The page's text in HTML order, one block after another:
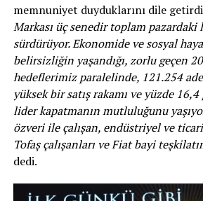
memnuniyet duyduklarını dile
Markası üç senedir toplam
sürdürüyor. Ekonomide ve sosyal
belirsizliğin yaşandığı, zorlu geçen
hedeflerimiz paralelinde, 121.254
yüksek bir satış rakamı ve yüzde
lider kapatmanın mutluluğunu
özveri ile çalışan, endüstriyel ve
Tofaş çalışanları ve Fiat bayi
dedi.